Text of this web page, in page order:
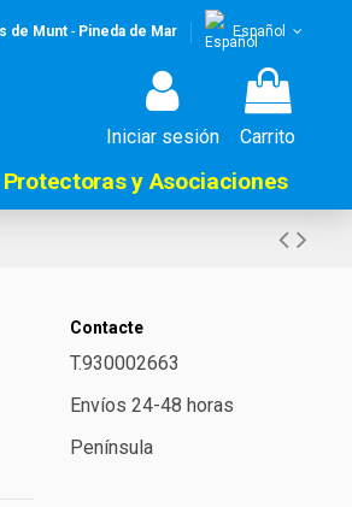
de Munt- Pineda de Mar Español
Iniciar sesión Carrito
y Asociaciones
Contacte
T.930002663
Envíos 24-48 horas
Península